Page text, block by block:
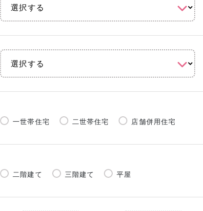
一世帯住宅 二世帯住宅 店舗併用住宅
二階建て 三階建て 平屋